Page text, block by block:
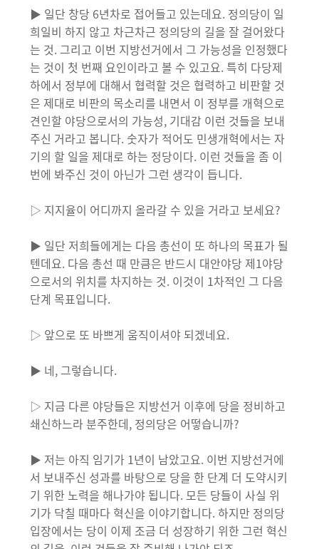
▶ 일단 창당 6년차로 접어들고 있는데요. 정의당이 일
희일비 하지 않고 차근차근 정의당의 길을 잘 걸어왔다
는 것. 그리고 이번 지방선거에서 그 가능성을 인정했다
는 것이 첫 번째 요인이라고 볼 수 있고요. 특히 다당제
하에서 정부에 대해서 협력할 것은 협력하고 비판할 것
은 제대로 비판의 목소리를 내면서 이 정부를 개혁으로
견인할 야당으로서의 가능성, 기대감 이런 것들을 보내
주신 거라고 봅니다. 숫자가 적어도 민생개혁에서는 자
기의 할 일을 제대로 하는 정당이다. 이런 것들을 좀 이
번에 봐주신 것이 아닌가 그런 생각이 듭니다.
▷ 지지율이 어디까지 올라갈 수 있을 거라고 보세요?
▶ 일단 저희들에게는 다음 총선이 또 하나의 목표가 될
텐데요. 다음 총선 때 만큼은 반드시 대안야당 제1야당
으로서의 위치를 차지하는 것. 이것이 1차적인 그 다음
단계 목표입니다.
▷ 앞으로 또 바쁘게 움직이셔야 되겠네요.
▶ 네, 그렇습니다.
▷ 지금 다른 야당들은 지방선거 이후에 당을 정비하고
쇄신하느라 분주한데, 정의당은 어떻습니까?
▶ 저는 아직 임기가 1년이 남았고요. 이번 지방선거에
서 보내주신 성과를 바탕으로 당을 한 단계 더 도약시키
기 위한 노력을 해나가야 됩니다. 모든 당들이 사실 위
기가 닥칠 때마다 혁신을 이야기합니다. 하지만 정의당
입장에서는 당이 이제 조금 더 성장하기 위한 그런 혁신